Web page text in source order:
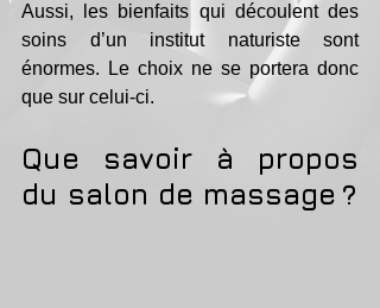
Aussi, les bienfaits qui découlent des
soins d’un institut naturiste sont
énormes. Le choix ne se portera donc
que sur celui-ci.
Que savoir à propos
du salon de massage ?